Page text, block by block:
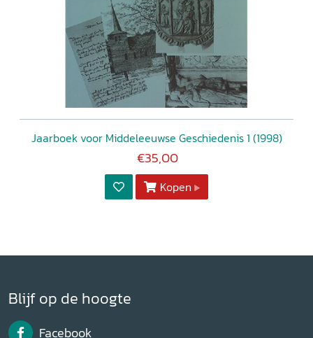
Jaarboek voor Middeleeuwse Geschiedenis 1 (1998)
€35,00
Kopen
Blijf op de hoogte
Facebook